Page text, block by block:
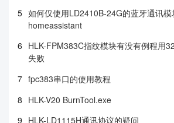
5 如何仅使用LD2410B-24G的蓝牙通讯模
homeassistant
6 HLK-FPM383C指纹模块有没有例程用
失败
7 fpc383串口的使用教程
8 HLK-V20 BurnTool.exe
9 HLK-LD1115H通讯协议的疑问